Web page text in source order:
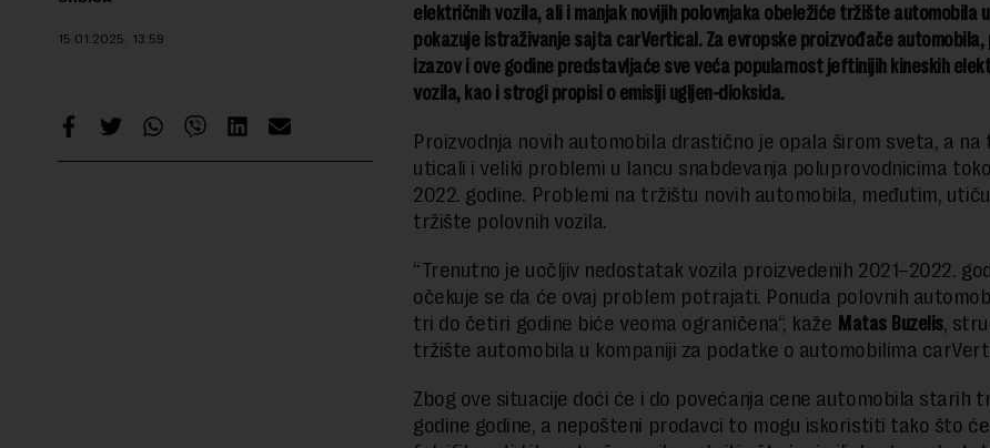
15.01.2025. 13:59
električnih vozila, ali i manjak novijih polovnjaka obeležiće tržište automobila
pokazuje istraživanje sajta carVertical. Za evropske proizvođače automobila,
izazov i ove godine predstavljaće sve veća popularnost jeftinijih kineskih
vozila, kao i strogi propisi o emisiji ugljen-dioksida.
Proizvodnja novih automobila drastično je opala širom sveta, a na
uticali i veliki problemi u lancu snabdevanja poluprovodnicima
2022. godine. Problemi na tržištu novih automobila, međutim,
tržište polovnih vozila.
“Trenutno je uočljiv nedostatak vozila proizvedenih 2021–2022.
očekuje se da će ovaj problem potrajati. Ponuda polovnih
tri do četiri godine biće veoma ograničena“, kaže Matas Buzelis,
tržište automobila u kompaniji za podatke o automobilima
Zbog ove situacije doći će i do povećanja cene automobila starih
godine godine, a nepošteni prodavci to mogu iskoristiti tako što će